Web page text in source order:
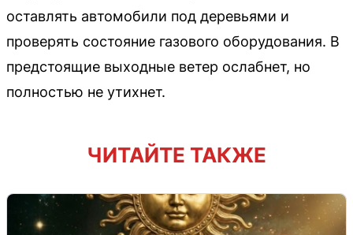
оставлять автомобили под деревьями и
проверять состояние газового оборудования. В
предстоящие выходные ветер ослабнет, но
полностью не утихнет.
ЧИТАЙТЕ ТАКЖЕ